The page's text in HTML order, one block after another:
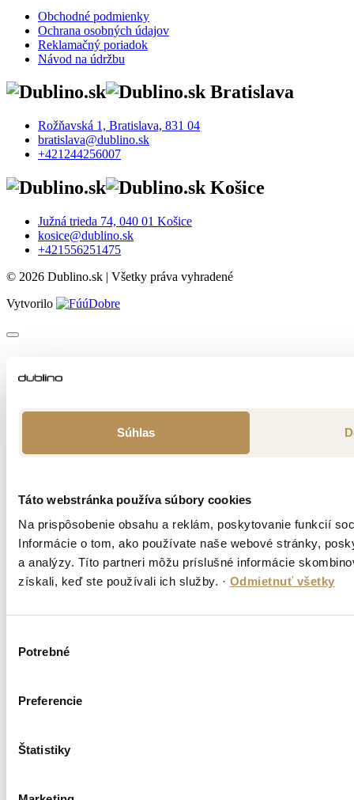
Súhlas
Táto webstránka používa súbory cookies
Na prispôsobenie obsahu a reklám, poskytovanie funkcií
Informácie o tom, ako používate naše webové stránky,
a analýzy. Títo partneri môžu príslušné informácie
získali, keď ste používali ich služby. · Odmietnuť všetky
súhlasu
Potrebné
Preferencie
Štatistiky
Obchodné podmienky
Ochrana osobných údajov
Reklamačný poriadok
Návod na údržbu
Bratislava
Rožňavská 1, Bratislava, 831 04
bratislava@dublino.sk
+421244256007
Košice
Južná trieda 74, 040 01 Košice
kosice@dublino.sk
+421556251475
© 2026 Dublino.sk | Všetky práva vyhradené
Vytvorilo